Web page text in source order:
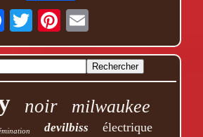
noir milwaukee
devilbiss électrique